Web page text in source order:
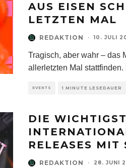
AUS EISEN
LETZTEN MAL
REDAKTION · 10. JULI
Tragisch, aber wahr – das
allerletzten Mal
EVENTS 1 MINUTE LESEDAUER
DIE
RELEASES MIT
REDAKTION · 28. JUNI